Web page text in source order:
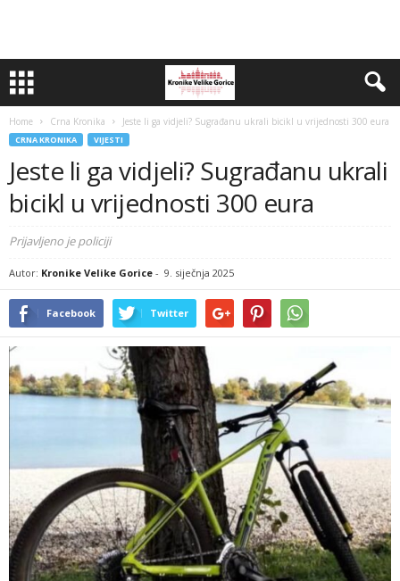
Home Crna Kronika Jeste li ga vidjeli? Sugrađanu ukrali bicikl u vrijednosti 300 eura
CRNA KRONIKA VIJESTI
Jeste li ga vidjeli? Sugrađanu ukrali
bicikl u vrijednosti 300 eura
Prijavljeno je policiji
Autor: Kronike Velike Gorice - 9. siječnja 2025
Facebook Twitter